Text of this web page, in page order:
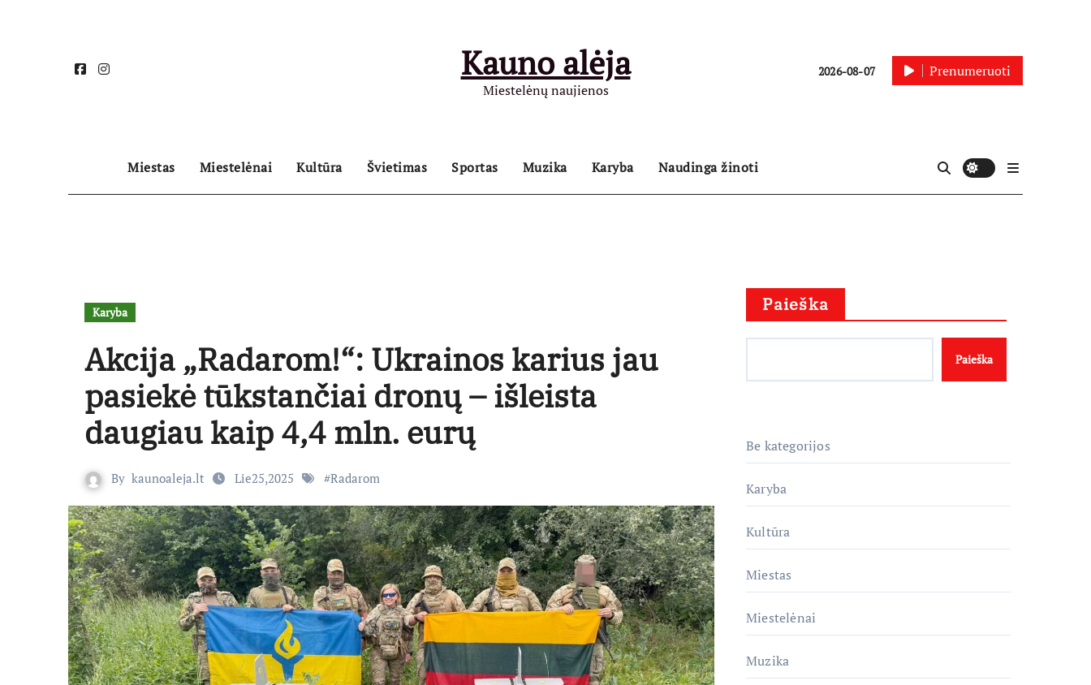
Kauno alėja
Miestelėnų naujienos
2026-08-07 Prenumeruoti
Miestas Miestelėnai Kultūra Švietimas Sportas Muzika Karyba Naudinga žinoti
Karyba
Akcija „Radarom!“: Ukrainos karius jau
pasiekė tūkstančiai dronų – išleista
daugiau kaip 4,4 mln. eurų
By kaunoaleja.lt Lie25,2025 #Radarom
Paieška
Paieška
Be kategorijos
Karyba
Kultūra
Miestas
Miestelėnai
Muzika